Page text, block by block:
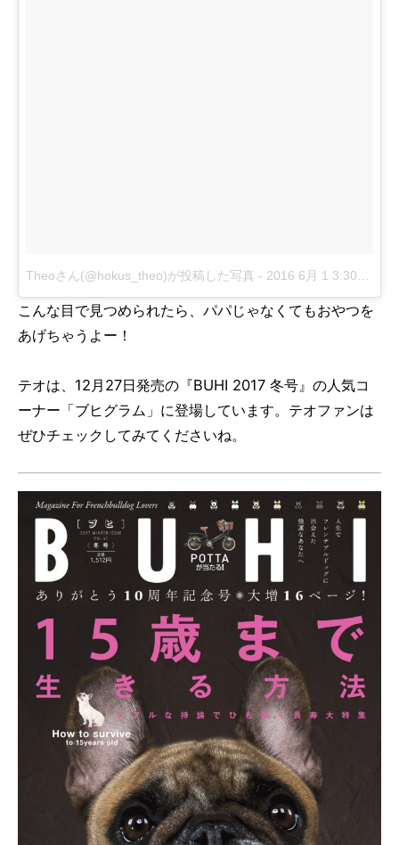
Theoさん(@hokus_theo)が投稿した写真 - 2016 6月 1 3:30午後 PDT
こんな目で見つめられたら、パパじゃなくてもおやつを
あげちゃうよー！
テオは、12月27日発売の『BUHI 2017 冬号』の人気コ
ーナー「ブヒグラム」に登場しています。テオファンは
ぜひチェックしてみてくださいね。